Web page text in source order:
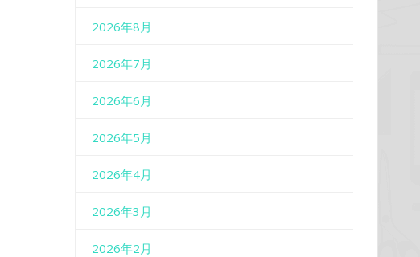
2026年8月
2026年7月
2026年6月
2026年5月
2026年4月
2026年3月
2026年2月